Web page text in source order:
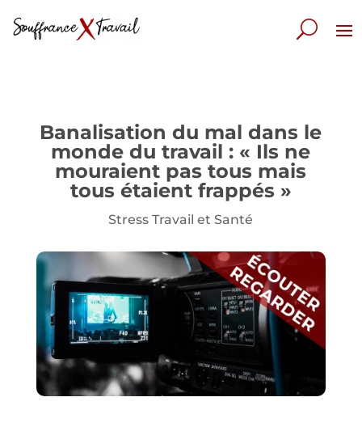
Banalisation du mal dans le
monde du travail : « Ils ne
mouraient pas tous mais
tous étaient frappés »
Stress Travail et Santé